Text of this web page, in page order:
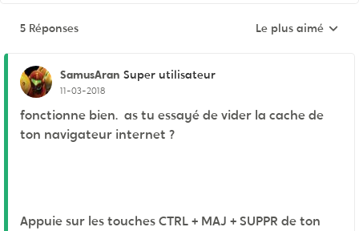
5 Réponses Réponses triées
Le plus aimé
SamusAran Super utilisateur
11-03-2018
fonctionne bien. as tu essayé de vider la cache de
ton navigateur internet ?
Appuie sur les touches CTRL + MAJ + SUPPR de ton